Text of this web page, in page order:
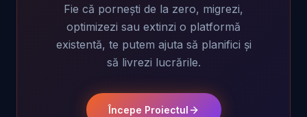
Fie că pornești de la zero, migrezi,
optimizezi sau extinzi o platformă
existentă, te putem ajuta să planifici și
să livrezi lucrările.
Începe Proiectul